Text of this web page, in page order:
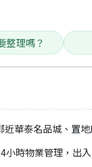
整理嗎？
近華泰名品城、置地
小時物業管理，出